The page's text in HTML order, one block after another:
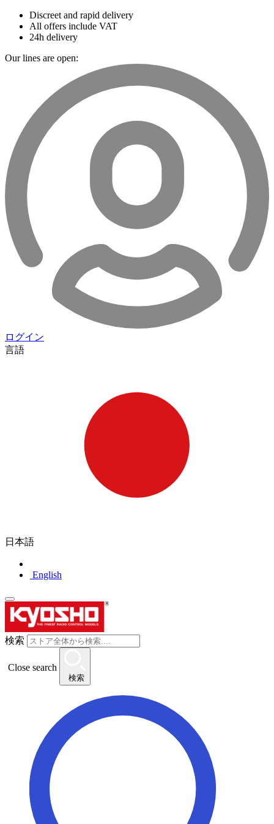
Discreet and rapid delivery
All offers include VAT
24h delivery
Our lines are open:
ログイン
言語
日本語
English
検索
Close search
検索